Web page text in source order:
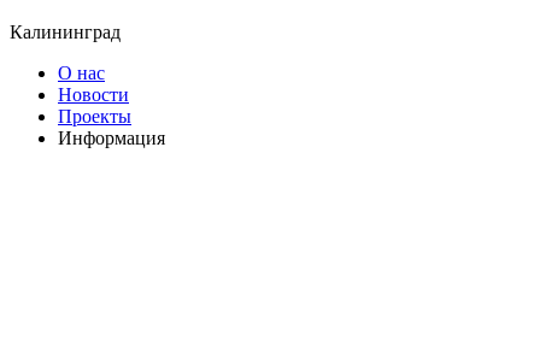
Калининград
О нас
Новости
Проекты
Информация